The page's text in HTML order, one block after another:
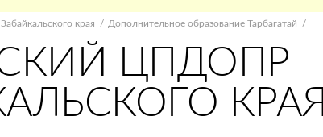
края Дополнительное образование Тарбагатай
ЦПДОПР
КРАЯ